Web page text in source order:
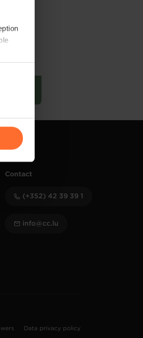
en
Contact
(+352) 42 39 39 1
info@cc.lu
Data privacy policy